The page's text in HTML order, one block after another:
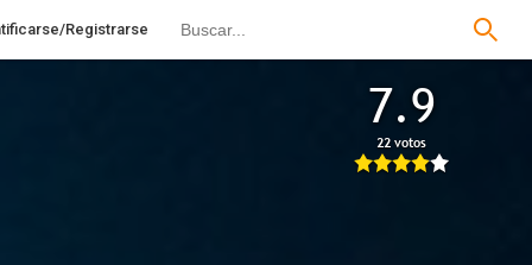
Registrarse
7.9
22 votos